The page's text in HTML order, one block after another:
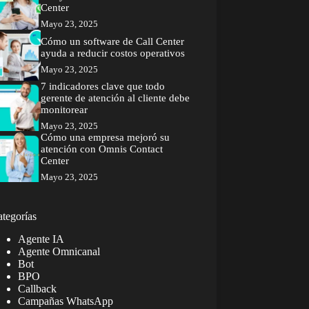
Center
Mayo 23, 2025
Cómo un software de Call Center
ayuda a reducir costos operativos
Mayo 23, 2025
7 indicadores clave que todo
gerente de atención al cliente debe
monitorear
Mayo 23, 2025
Cómo una empresa mejoró su
atención con Omnis Contact
Center
Mayo 23, 2025
Agente IA
Agente Omnicanal
Bot
BPO
Callback
Campañas WhatsApp